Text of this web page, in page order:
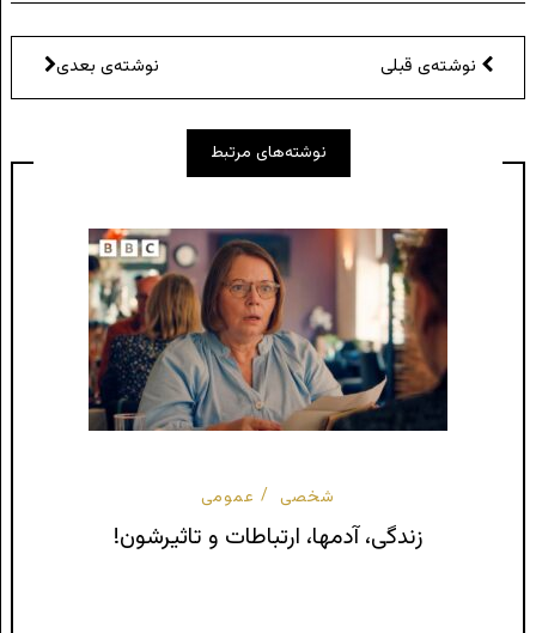
نوشته‌ی قبلی نوشته‌ی بعدی
نوشته‌های مرتبط
شخصی عمومی
زندگی، آدمها، ارتباطات و تاثیرشون!